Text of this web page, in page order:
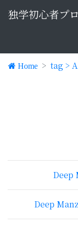
独学初心者プ
Home tag >
Deep
Deep